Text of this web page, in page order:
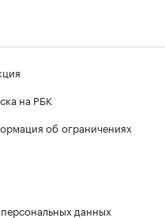
на РБК
об ограничениях
данных